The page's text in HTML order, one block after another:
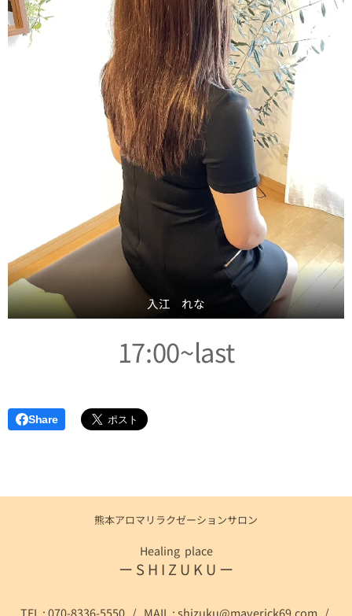
入江 れな
17:00~last
Share
熊本アロマリラクゼーションサロン
Healing place
ー S H I Z U K U ー
TEL : 070-8336-5550 / MAIL : shizuku@maverick69.com /